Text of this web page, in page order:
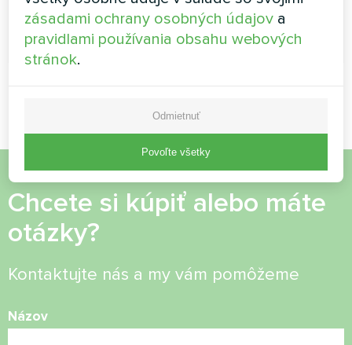
PREČÍTAJTE SI VIAC
Chcete si kúpiť alebo máte
otázky?
Kontaktujte nás a my vám pomôžeme
Názov
zásadami ochrany osobných údajov a
pravidlami používania obsahu webových
stránok.
Odmietnuť
Povoľte všetky